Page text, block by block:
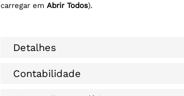
carregar emAbrir Todos).
Detalhes
Contabilidade